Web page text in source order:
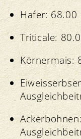
Hafer: 68.00
Triticale:
Körnermais: